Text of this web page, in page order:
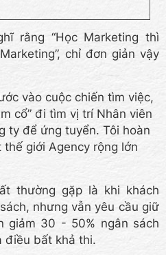
rằng “Học Marketing thì
chỉ đơn giản vậy
vào cuộc chiến tìm việc,
cổ” đi tìm vị trí Nhân viên
ty để ứng tuyển. Tôi hoàn
giới Agency rộng lớn
thường gặp là khi khách
nhưng vẫn yêu cầu giữ
giảm 30 - 50% ngân sách
điều bất khả thi.